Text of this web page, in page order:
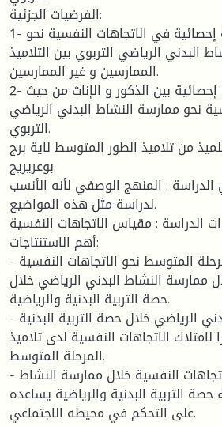
الفرضيات الجزئية:
1- هناك فروق ذات دلالة إحصائية في الاتجاهات النفسية نحو
البدني الرياضي التربوي بين التلاميذ
الممارسين و غير الممارسين.
2- هناك فروق ذات دلالة إحصائية بين الذكور و الإناث من حيث
نحو ممارسة النشاط البدني الرياضي
التربوي.
الدراسة:62 تلميذ من تلاميذ الطور المتوسط لاية برج
بوعريريج.
الدراسة : المنهج الوصفي لأنه الأنسب
لدراسة مثل هذه المواضيع.
الدراسة : مقياس الاتجاهات النفسية.
أهم الاستنتاجات:
- ضرورة توجه تلاميذ المرحلة المتوسط نحو الاتجاهات النفسية
ممارسة النشاط البدني الرياضي خلال
حصة التربية البدنية والرياضية.
- يعتبر النشاط البدني الرياضي خلال حصة التربية البدنية
لامتلاك الاتجاهات النفسية لدى تلاميذ
المرحلة المتوسط.
- كذلك تحقيق الفرد للاتجاهات النفسية خلال ممارسة النشاط
حصة التربية البدنية والرياضية يساعده
على التحكم في محيطه الاجتماعي.